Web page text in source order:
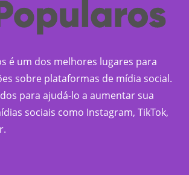
é um dos melhores lugares para
sobre plataformas de mídia social.
para ajudá-lo a aumentar sua
sociais como Instagram, TikTok,